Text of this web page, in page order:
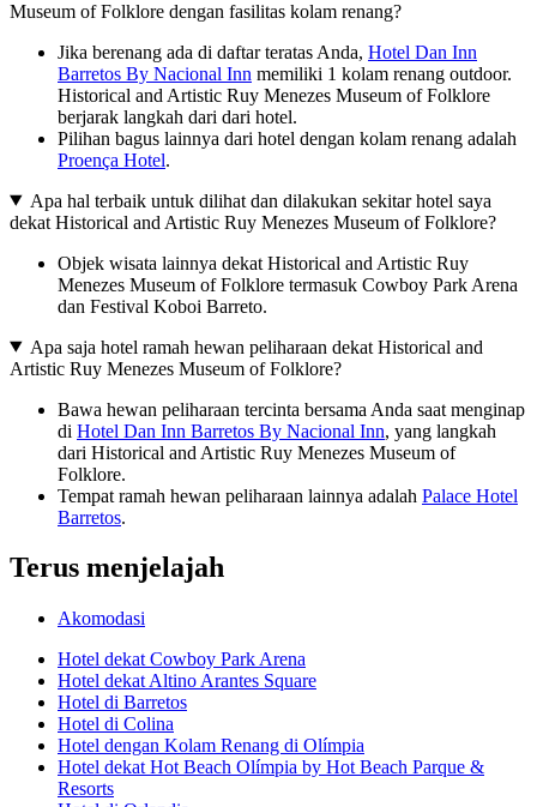
Museum of Folklore dengan fasilitas kolam renang?
Jika berenang ada di daftar teratas Anda, Hotel Dan Inn
Barretos By Nacional Inn memiliki 1 kolam renang outdoor.
Historical and Artistic Ruy Menezes Museum of Folklore
berjarak langkah dari dari hotel.
Pilihan bagus lainnya dari hotel dengan kolam renang adalah
Proença Hotel.
Apa hal terbaik untuk dilihat dan dilakukan sekitar hotel saya
dekat Historical and Artistic Ruy Menezes Museum of Folklore?
Objek wisata lainnya dekat Historical and Artistic Ruy
Menezes Museum of Folklore termasuk Cowboy Park Arena
dan Festival Koboi Barreto.
Apa saja hotel ramah hewan peliharaan dekat Historical and
Artistic Ruy Menezes Museum of Folklore?
Bawa hewan peliharaan tercinta bersama Anda saat menginap
di Hotel Dan Inn Barretos By Nacional Inn, yang langkah
dari Historical and Artistic Ruy Menezes Museum of
Folklore.
Tempat ramah hewan peliharaan lainnya adalah Palace Hotel
Barretos.
Terus menjelajah
Akomodasi
Hotel dekat Cowboy Park Arena
Hotel dekat Altino Arantes Square
Hotel di Barretos
Hotel di Colina
Hotel dengan Kolam Renang di Olímpia
Hotel dekat Hot Beach Olímpia by Hot Beach Parque &
Resorts